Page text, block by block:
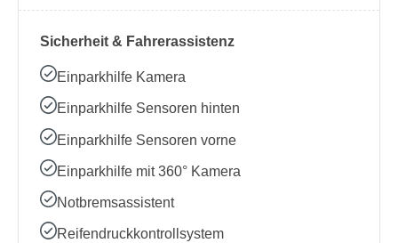
Sicherheit & Fahrerassistenz
Einparkhilfe Kamera
Einparkhilfe Sensoren hinten
Einparkhilfe Sensoren vorne
Einparkhilfe mit 360° Kamera
Notbremsassistent
Reifendruckkontrollsystem